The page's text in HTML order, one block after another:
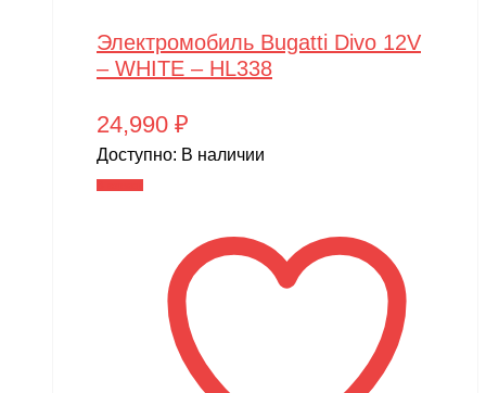
Электромобиль Bugatti Divo 12V
– WHITE – HL338
24,990 ₽
Доступно: В наличии